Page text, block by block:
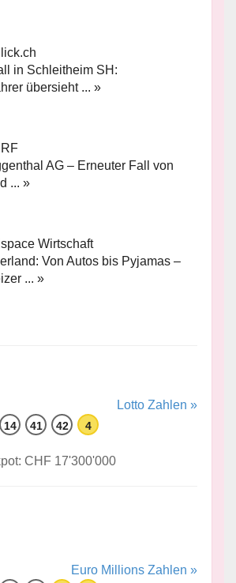
in Schleitheim SH:
übersieht ... »
AG – Erneuter Fall von
... »
Von Autos bis Pyjamas –
... »
Lotto Zahlen »
14 41 42 4
CHF 17'300'000
Euro Millions Zahlen »